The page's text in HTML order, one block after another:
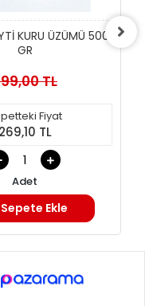
KURU ÜZÜMÜ 500
GR
TL
Fiyat
269,10 TL
Adet
Sepete Ekle